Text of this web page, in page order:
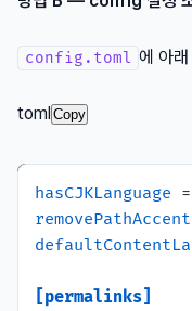
config.toml 에 아
toml Copy
hasCJKLanguage =
[permalinks]